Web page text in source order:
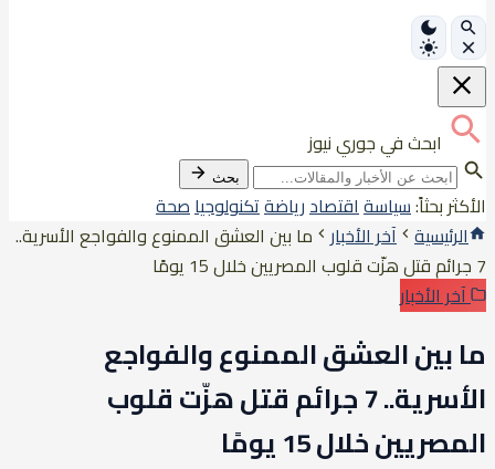
ابحث في جوري نيوز
بحث
الأكثر بحثاً:سياسةاقتصادرياضةتكنولوجياصحة
الرئيسية آخر الأخبار ما بين العشق الممنوع والفواجع الأسرية..
7 جرائم قتل هزّت قلوب المصريين خلال 15 يومًا
آخر الأخبار
ما بين العشق الممنوع والفواجع
الأسرية.. 7 جرائم قتل هزّت قلوب
المصريين خلال 15 يومًا